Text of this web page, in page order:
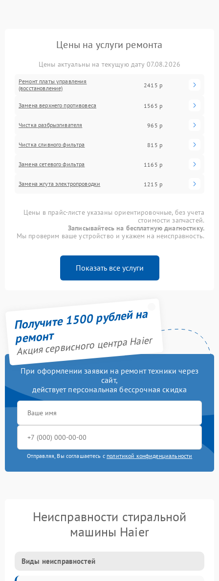
Цены на услуги ремонта
Цены актуальны на текущую дату 07.08.2026
Ремонт платы управления
(восстановление)
2415 р
Замена верхнего противовеса 1565 р
Чистка разбрызгивателя 965 р
Чистка сливного фильтра 815 р
Замена сетевого фильтра 1165 р
Замена жгута электропроводки 1215 р
Цены в прайс-листе указаны ориентировочные, без учета
стоимости запчастей.
Записывайтесь на бесплатную диагностику.
Мы проверим ваше устройство и укажем на неисправность.
Показать все услуги
Получите 1500 рублей на
ремонт
Акция сервисного центра Haier
При оформлении заявки на ремонт техники через
сайт,
действует персональная бессрочная скидка
Отправляя, Вы соглашаетесь с политикой конфиденциальности
Неисправности стиральной
машины Haier
Виды неисправностей